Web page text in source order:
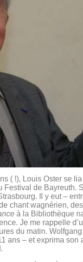
( !), Louis Oster se
de Bayreuth.
Il y eut –
chant wagnérien,
à la Bibliothèque
Je me rappelle
du matin.
ans – et exprima